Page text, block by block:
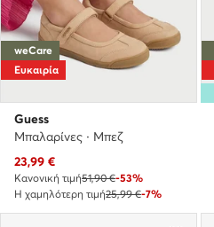
weCare
Ευκαιρία
Guess
Μπαλαρίνες · Μπεζ
Τρέχουσα τιμή
23,99 €
Κανονική τιμή51,90 €-53%
Η χαμηλότερη τιμή25,99 €-7%